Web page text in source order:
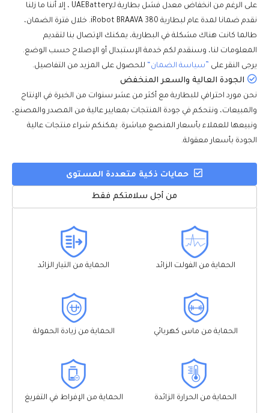
على الرغم من انخفاض معدل فشل بطارية لـUAEBattery ، إلا أننا ما زلنا
نقدم ضمانا لمدة عام لبطارية iRobot BRAAVA 380. خلال فترة الضمان،
طالما كانت هناك مشكلة في البطارية، يمكنك الإتصال بنا لتقديم
المعلومات لنا، وسنقدم لكم خدمة الإستبدال أو الإصلاح حسب الوضع.
يرجى النقر على ”سياسة الضمان“ للحصول على المزيد من التفاصيل.
الجودة العالية والسعر المنخفض
نحن مورد احترافي للبطارية مع أكثر من عشر سنوات من الخبرة في الإنتاج
والمبيعات، ونتحكم في جودة المنتجات بمعايير عالية من المصدر والمصنع،
ونبيعها للعملاء بأسعار المنصع مباشرة. يمكنكم شراء منتجات عالية
الجودة بأسعار معقولة.
حمايات ذكية متعددة المستوى
من أجل سلامتكم فقط
الحماية من الفولت الزائد الحماية من التيار الزائد
الحماية من ماس كهربائي الحماية من زيادة الحمولة
الحماية من الحرارة الزائدة الحماية من الإفراط في التفريغ